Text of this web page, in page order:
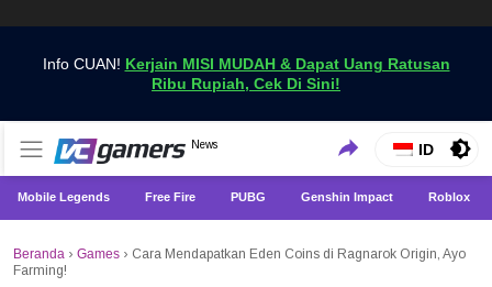
Info CUAN! Kerjain MISI MUDAH & Dapat Uang Ratusan
Ribu Rupiah, Cek Di Sini!
VCGamers News
News
Dapatkan Berita Games Terbaru Hanya di VCGamers
ID
Mobile Legends Free Fire PUBG Genshin Impact Roblox
Beranda › Games › Cara Mendapatkan Eden Coins di Ragnarok Origin, Ayo
Farming!